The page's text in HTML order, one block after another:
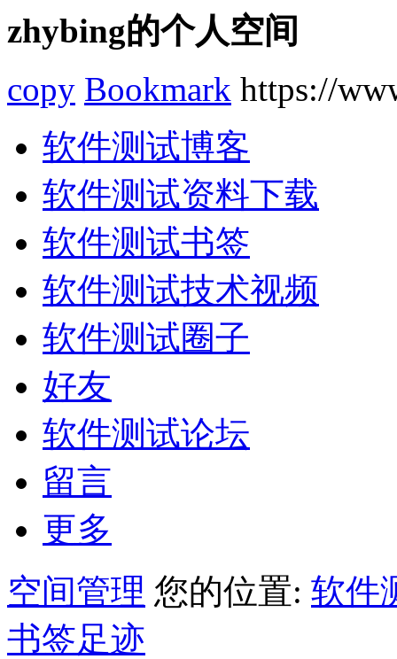
zhybing的个人空间
copy Bookmark https://
软件测试博客
软件测试资料下载
软件测试书签
软件测试技术视频
软件测试圈子
好友
软件测试论坛
留言
更多
空间管理 您的位置: 软件
书签足迹